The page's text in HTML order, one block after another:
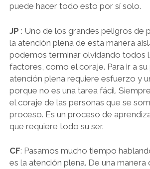
puede hacer todo esto por sí solo.
JP : Uno de los grandes peligros de
la atención plena de esta manera
podemos terminar olvidando todos
factores, como el coraje. Para ir a
atención plena requiere esfuerzo y
porque no es una tarea fácil.
el coraje de las personas que se
proceso. Es un proceso de
que requiere todo su ser.
CF: Pasamos mucho tiempo
es la atención plena. De una manera